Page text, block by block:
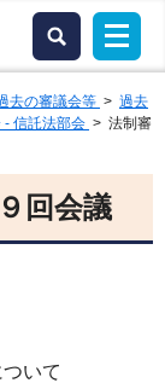
去の審議会等 > 過去
- 信託法部会 > 法制審
回会議
いて